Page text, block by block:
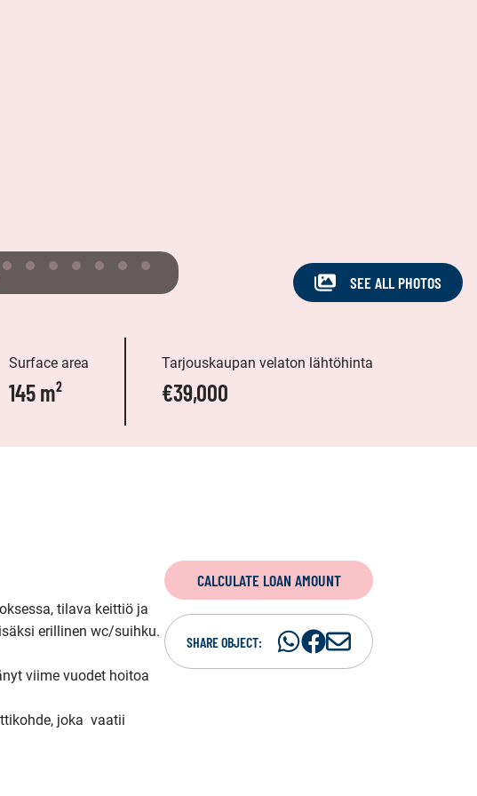
SEE ALL PHOTOS
Surface area
145 m²
Tarjouskaupan velaton lähtöhinta
€39,000
tilava keittiö ja
erillinen wc/suihku.
viime vuodet hoitoa
joka  vaatii
CALCULATE LOAN AMOUNT
SHARE OBJECT:
ShareShare
S